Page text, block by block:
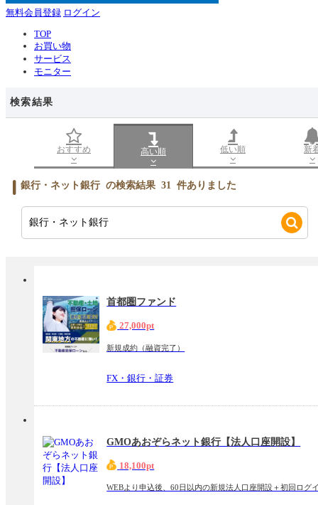
無料会員登録 ログイン
TOP
お買い物
サービス
モニター
検索結果
おすすめ 高い順 低い順 新
銀行・ネット銀行 の検索結果 31 件ありました
首都圏ファンド
27,000pt
新規成約（融資完了）
FX・銀行・証券
GMOあおぞらネット銀行【法人口座開設】
18,100pt
WEBより申込後、60日以内の新規法人口座開設＋初回ログ